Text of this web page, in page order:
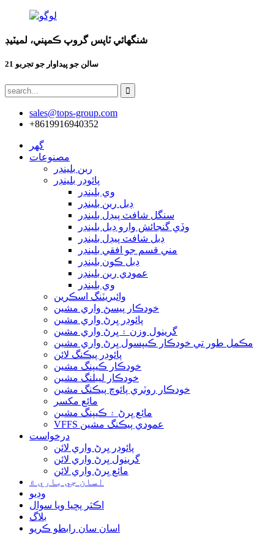
شنگھائي ٽاپس گروپ ڪمپني، لميٽيڊ
21 سالن جو پيداوار جو تجربو
sales@tops-group.com
+8619916940352
گھر
مصنوعات
ربن بلينڊر
پائوڊر بلينڊر
وي بلينڊر
ڊبل ربن بلينڊر
سنگل شافٽ پيڊل بلينڊر
وڏي گنجائش وارو ڊبل بلينڊر
ڊبل شافٽ پيڊل بلينڊر
مني قسم جو افقي بلينڊر
ڊبل ڪون بلينڊر
عمودي ربن بلينڊر
وي بلينڊر
وائبريٽنگ اسڪرين
خودڪار پيسڻ واري مشين
پائوڊر ڀرڻ واري مشين
گرينول وزن ۽ ڀرڻ واري مشين
مڪمل طور تي خودڪار ڪيپسول ڀرڻ واري مشين
پائوڊر پيڪنگ لائن
خودڪار ڪيپنگ مشين
خودڪار ليبلنگ مشين
خودڪار روٽري پائوچ پيڪنگ مشين
مائع مکسر
مائع ڀرڻ ۽ ڪيپنگ مشين
VFFS عمودي پيڪنگ مشين
درخواست
پائوڊر ڀرڻ واري لائن
گرينول ڀرڻ واري لائن
مائع ڀرڻ واري لائن
اسان جي باري ۾
وڊيو
اڪثر پڇيا ويا سوال
بلاگ
اسان سان رابطو ڪريو